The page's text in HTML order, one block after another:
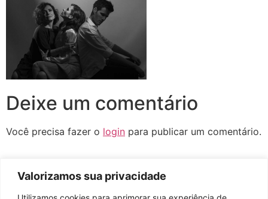
Valorizamos sua privacidade
Deixe um comentário
Você precisa fazer o login para publicar um comentário.